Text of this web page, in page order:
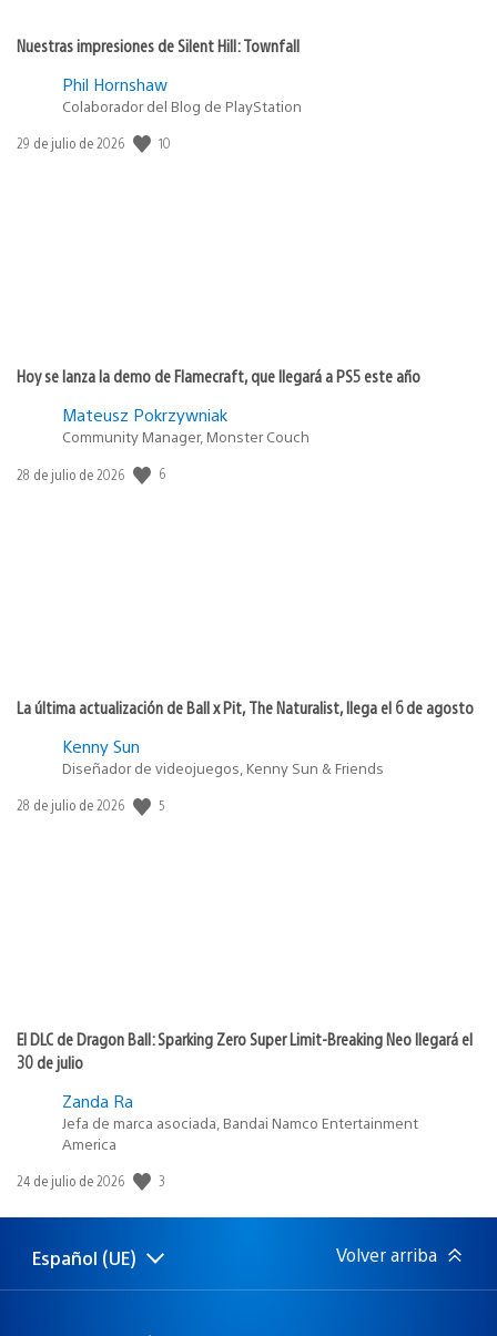
Nuestras impresiones de Silent Hill: Townfall
Phil Hornshaw
Colaborador del Blog de PlayStation
Fecha
29 de julio de 2026 10
Hoy se lanza la demo de Flamecraft, que llegará a PS5 este año
Mateusz Pokrzywniak
Community Manager, Monster Couch
Fecha
28 de julio de 2026 6
La última actualización de Ball x Pit, The Naturalist, llega el 6 de agosto
Kenny Sun
Diseñador de videojuegos, Kenny Sun & Friends
Fecha
28 de julio de 2026 5
El DLC de Dragon Ball: Sparking Zero Super Limit-Breaking Neo llegará el
30 de julio
Zanda Ra
Jefa de marca asociada, Bandai Namco Entertainment
America
Fecha
publicación:
24 de julio de 2026 3
Selecciona
una
Región
actual:
Español (UE) Volver arriba